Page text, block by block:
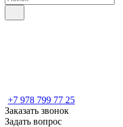
+7 978 799 77 25
Заказать звонок
Задать вопрос